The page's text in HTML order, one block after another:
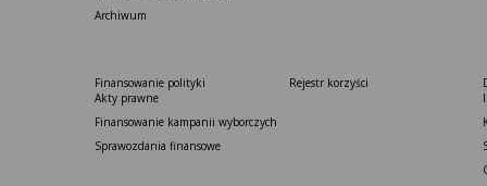
Archiwum
Finansowanie polityki
Akty prawne
Finansowanie kampanii wyborczych
Sprawozdania finansowe
Rejestr korzyści